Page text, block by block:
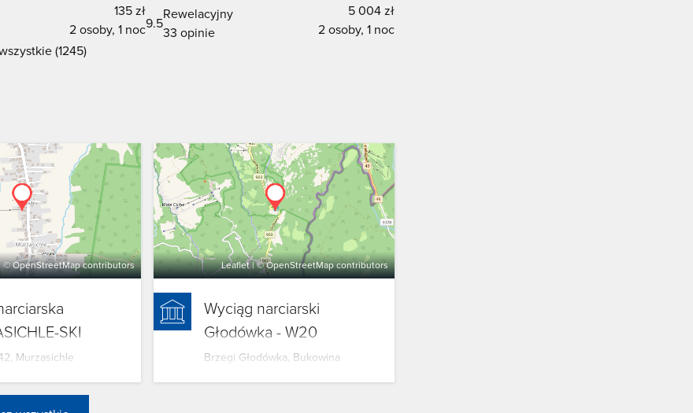
135 zł
2 osoby, 1 noc9.5
Rewelacyjny
33 opinie
5 004 zł
2 osoby, 1 noc
(1245)
©OpenStreetMapcontributors
SKI
Murzasichle
Leaflet| ©OpenStreetMapcontributors
Wyciąg narciarski
Głodówka - W20
Brzegi Głodówka, Bukowina